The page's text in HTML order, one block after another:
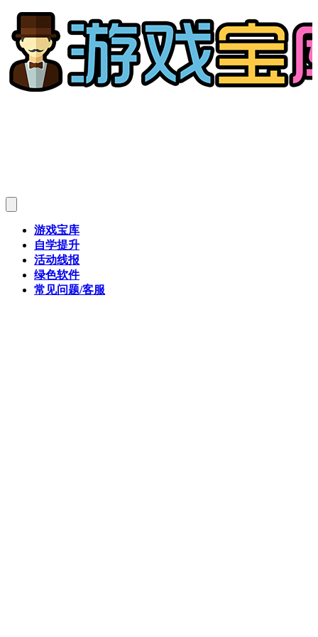
游戏宝库
自学提升
活动线报
绿色软件
常见问题/客服